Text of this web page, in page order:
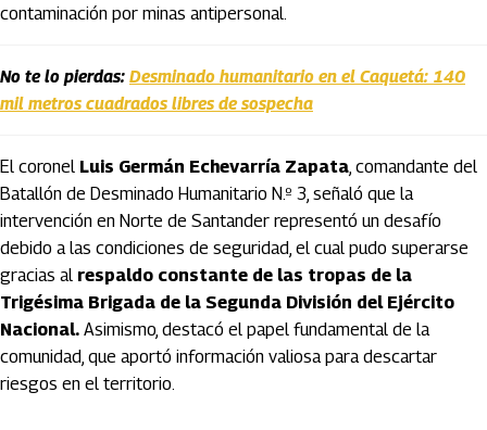
contaminación por minas antipersonal.
No te lo pierdas: Desminado humanitario en el Caquetá: 140
mil metros cuadrados libres de sospecha
El coronel Luis Germán Echevarría Zapata, comandante del
Batallón de Desminado Humanitario N.º 3, señaló que la
intervención en Norte de Santander representó un desafío
debido a las condiciones de seguridad, el cual pudo superarse
gracias al respaldo constante de las tropas de la
Trigésima Brigada de la Segunda División del Ejército
Nacional. Asimismo, destacó el papel fundamental de la
comunidad, que aportó información valiosa para descartar
riesgos en el territorio.